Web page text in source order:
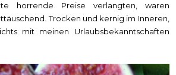
horrende Preise verlangten, waren
Trocken und kernig im Inneren,
mit meinen Urlaubsbekanntschaften